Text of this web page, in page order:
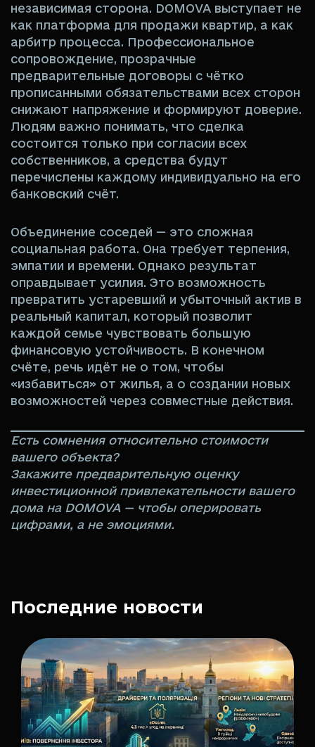
независимая сторона. DOMOVA выступает не
как платформа для продажи квартир, а как
арбитр процесса. Профессиональное
сопровождение, прозрачные
предварительные договоры с чётко
прописанными обязательствами всех сторон
снижают напряжение и формируют доверие.
Людям важно понимать, что сделка
состоится только при согласии всех
собственников, а средства будут
перечислены каждому индивидуально на его
банковский счёт.
Объединение соседей — это сложная
социальная работа. Она требует терпения,
эмпатии и времени. Однако результат
оправдывает усилия. Это возможность
превратить устаревший и убыточный актив в
реальный капитал, который позволит
каждой семье чувствовать большую
финансовую устойчивость. В конечном
счёте, речь идёт не о том, чтобы
«избавиться» от жилья, а о создании новых
возможностей через совместные действия.
Есть сомнения относительно стоимости
вашего объекта?
Закажите предварительную оценку
инвестиционной привлекательности вашего
дома на DOMOVA — чтобы оперировать
цифрами, а не эмоциями.
Последние новости